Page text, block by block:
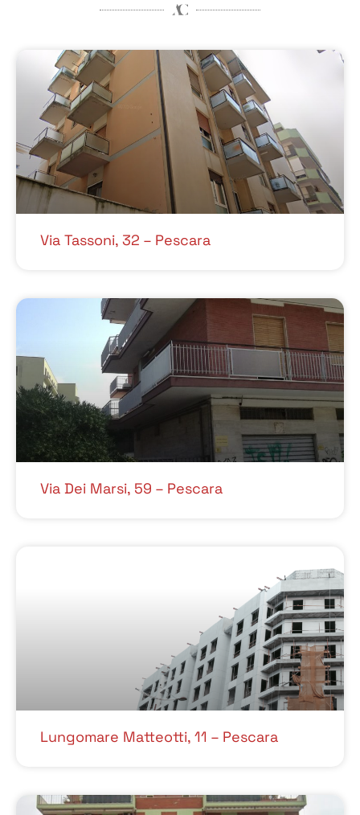
Via Tassoni, 32 – Pescara
Via Dei Marsi, 59 – Pescara
Lungomare Matteotti, 11 – Pescara